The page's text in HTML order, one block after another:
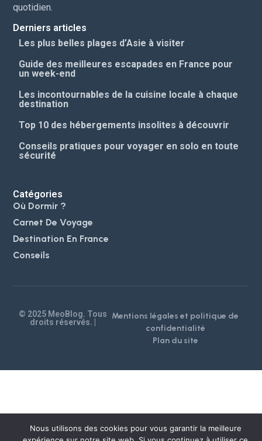
quotidien.
Derniers articles
Les plus belles plages d’Asie à visiter
Guide des meilleures escapades en France pour
un week-end
Les incontournables de la cuisine locale à chaque
destination
Top 10 des hébergements insolites à découvrir
Conseils pratiques pour voyager en solo en toute
sécurité
Catégories
Où Dormir ?
Carnet De Voyage
Destination En France
Conseils
© 2025 MeoBlog. Tous
droits réservés. |
Mentions légales et politique de
confidentialité
Plan du site
Nous utilisons des cookies pour vous garantir la meilleure